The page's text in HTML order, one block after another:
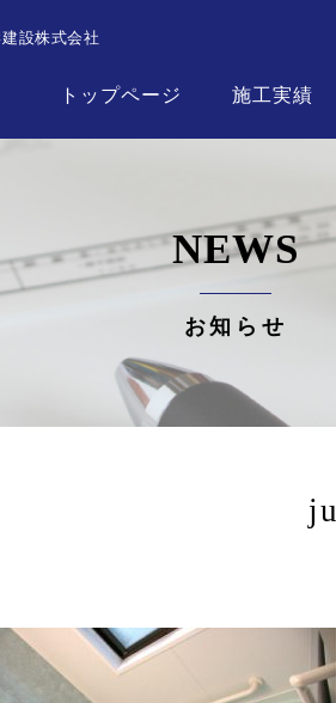
設株式会社
トップページ 施工実績
NEWS
お知らせ